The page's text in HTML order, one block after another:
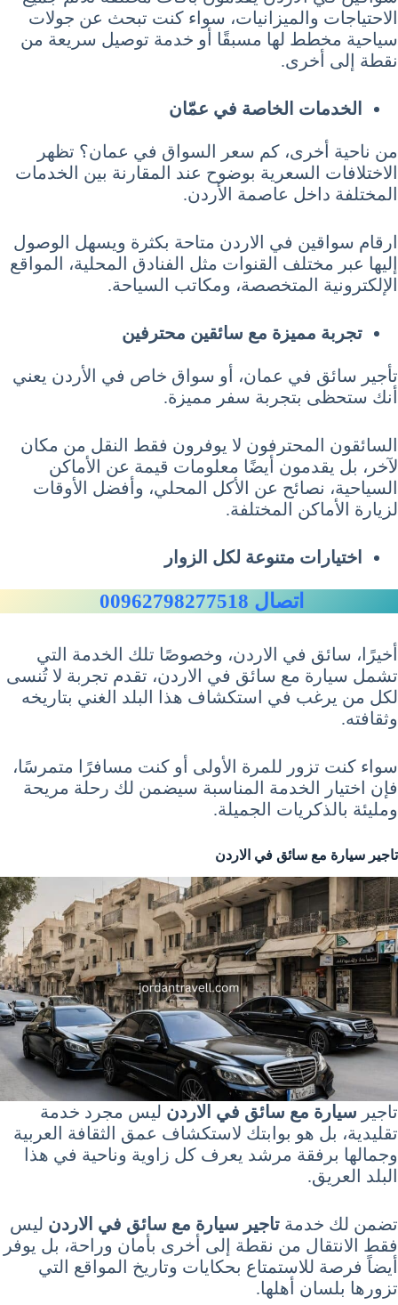
الاحتياجات والميزانيات، سواء كنت تبحث عن جولات
سياحية مخطط لها مسبقًا أو خدمة توصيل سريعة من
نقطة إلى أخرى.
الخدمات الخاصة في عمّان
من ناحية أخرى، كم سعر السواق في عمان؟ تظهر
الاختلافات السعرية بوضوح عند المقارنة بين الخدمات
المختلفة داخل عاصمة الأردن.
ارقام سواقين في الاردن متاحة بكثرة ويسهل الوصول
إليها عبر مختلف القنوات مثل الفنادق المحلية، المواقع
الإلكترونية المتخصصة، ومكاتب السياحة.
تجربة مميزة مع سائقين محترفين
تأجير سائق في عمان، أو سواق خاص في الأردن يعني
أنك ستحظى بتجربة سفر مميزة.
السائقون المحترفون لا يوفرون فقط النقل من مكان
لآخر، بل يقدمون أيضًا معلومات قيمة عن الأماكن
السياحية، نصائح عن الأكل المحلي، وأفضل الأوقات
لزيارة الأماكن المختلفة.
اختيارات متنوعة لكل الزوار
اتصال 00962798277518
أخيرًا، سائق في الاردن، وخصوصًا تلك الخدمة التي
تشمل سيارة مع سائق في الاردن، تقدم تجربة لا تُنسى
لكل من يرغب في استكشاف هذا البلد الغني بتاريخه
وثقافته.
سواء كنت تزور للمرة الأولى أو كنت مسافرًا متمرسًا،
فإن اختيار الخدمة المناسبة سيضمن لك رحلة مريحة
ومليئة بالذكريات الجميلة.
تاجير سيارة مع سائق في الاردن
تاجير سيارة مع سائق في الاردن ليس مجرد خدمة
تقليدية، بل هو بوابتك لاستكشاف عمق الثقافة العربية
وجمالها برفقة مرشد يعرف كل زاوية وناحية في هذا
البلد العريق.
تضمن لك خدمة تاجير سيارة مع سائق في الاردن ليس
فقط الانتقال من نقطة إلى أخرى بأمان وراحة، بل يوفر
أيضاً فرصة للاستمتاع بحكايات وتاريخ المواقع التي
تزورها بلسان أهلها.